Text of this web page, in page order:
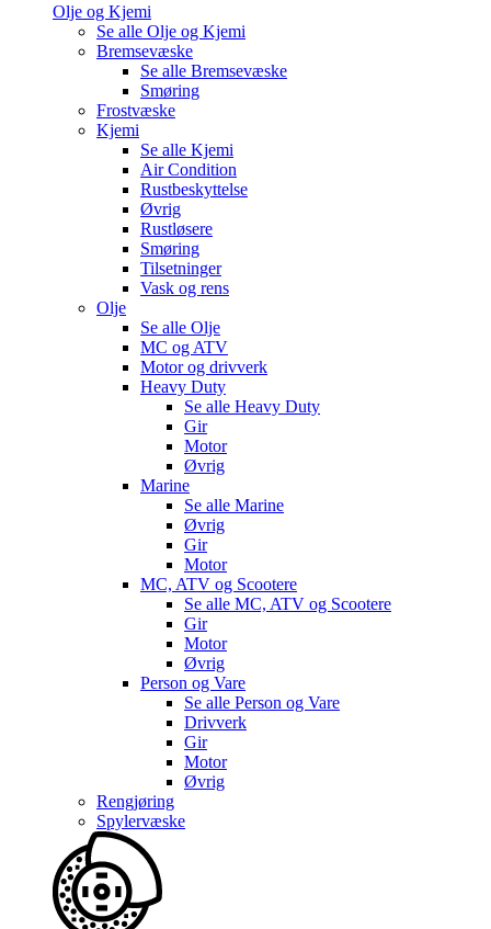
Olje og Kjemi
Se alle Olje og Kjemi
Bremsevæske
Se alle Bremsevæske
Smøring
Frostvæske
Kjemi
Se alle Kjemi
Air Condition
Rustbeskyttelse
Øvrig
Rustløsere
Smøring
Tilsetninger
Vask og rens
Olje
Se alle Olje
MC og ATV
Motor og drivverk
Heavy Duty
Se alle Heavy Duty
Gir
Motor
Øvrig
Marine
Se alle Marine
Øvrig
Gir
Motor
MC, ATV og Scootere
Se alle MC, ATV og Scootere
Gir
Motor
Øvrig
Person og Vare
Se alle Person og Vare
Drivverk
Gir
Motor
Øvrig
Rengjøring
Spylervæske